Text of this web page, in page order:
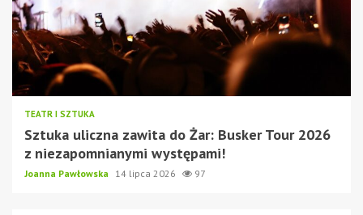
TEATR I SZTUKA
Sztuka uliczna zawita do Żar: Busker Tour 2026
z niezapomnianymi występami!
Joanna Pawłowska 14 lipca 2026 97